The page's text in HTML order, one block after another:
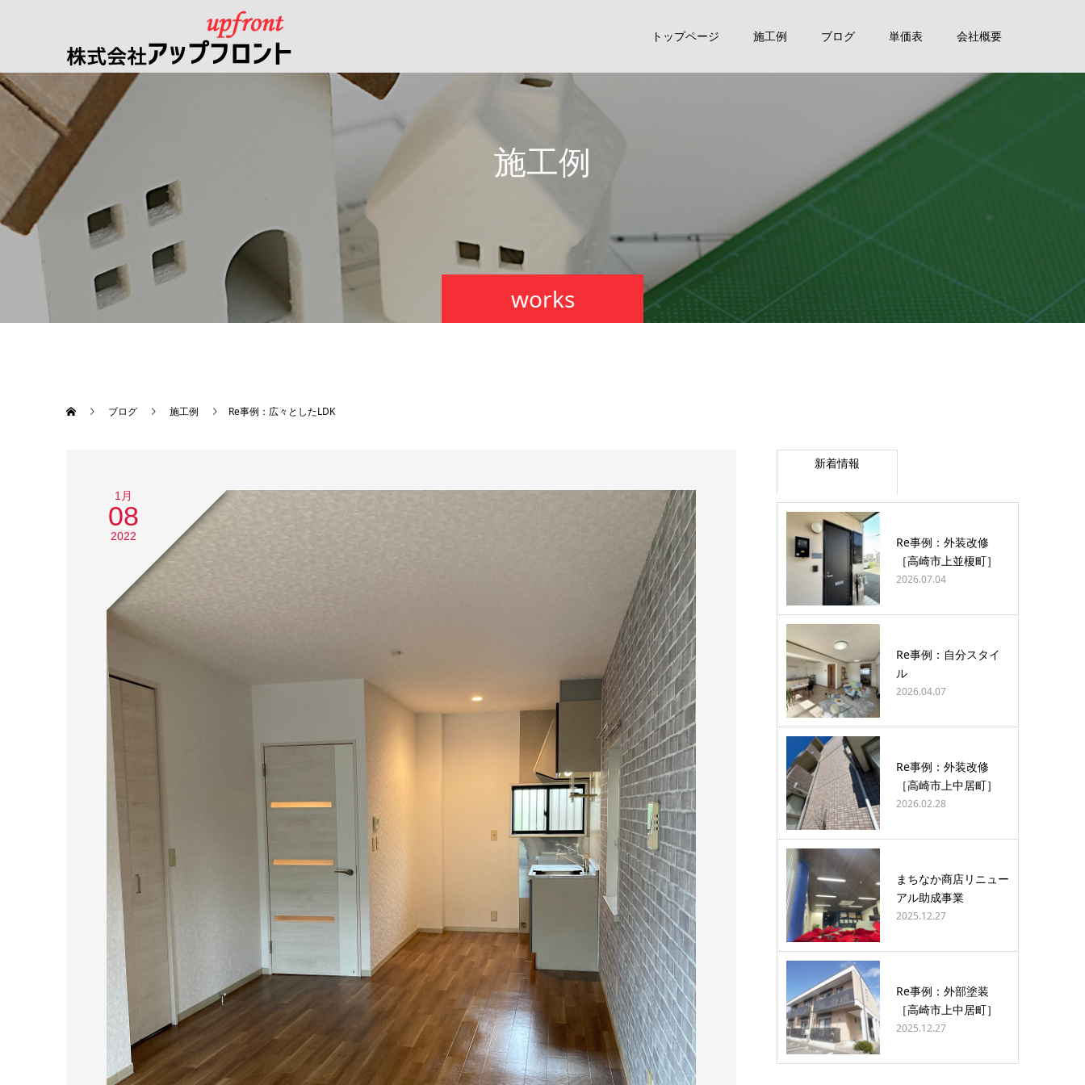
トップページ 施工例 ブログ 単価表 会社概要
works
施工例
ブログ 施工例 Re事例：広々としたLDK
1月
08
2022
新着情報
Re事例：外装改修
［高崎市上並榎町］
2026.07.04
Re事例：自分スタイ
ル
2026.04.07
Re事例：外装改修
［高崎市上中居町］
2026.02.28
まちなか商店リニュー
アル助成事業
2025.12.27
Re事例：外部塗装
［高崎市上中居町］
2025.12.27